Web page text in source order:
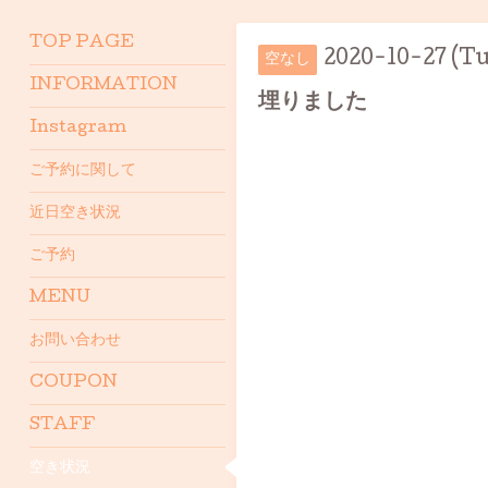
空なし 2020-10-27
埋りました
TOP PAGE
INFORMATION
Instagram
ご予約に関して
近日空き状況
ご予約
MENU
お問い合わせ
COUPON
STAFF
空き状況